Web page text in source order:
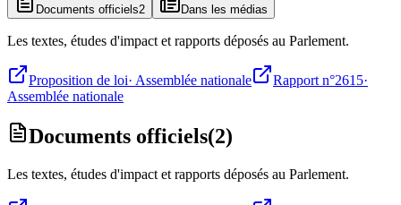
Documents officiels2 Dans les médias
Les textes, études d'impact et rapports déposés au Parlement.
Proposition de loi· Assemblée nationale Rapport n°2615·
Assemblée nationale
Documents officiels(2)
Les textes, études d'impact et rapports déposés au Parlement.